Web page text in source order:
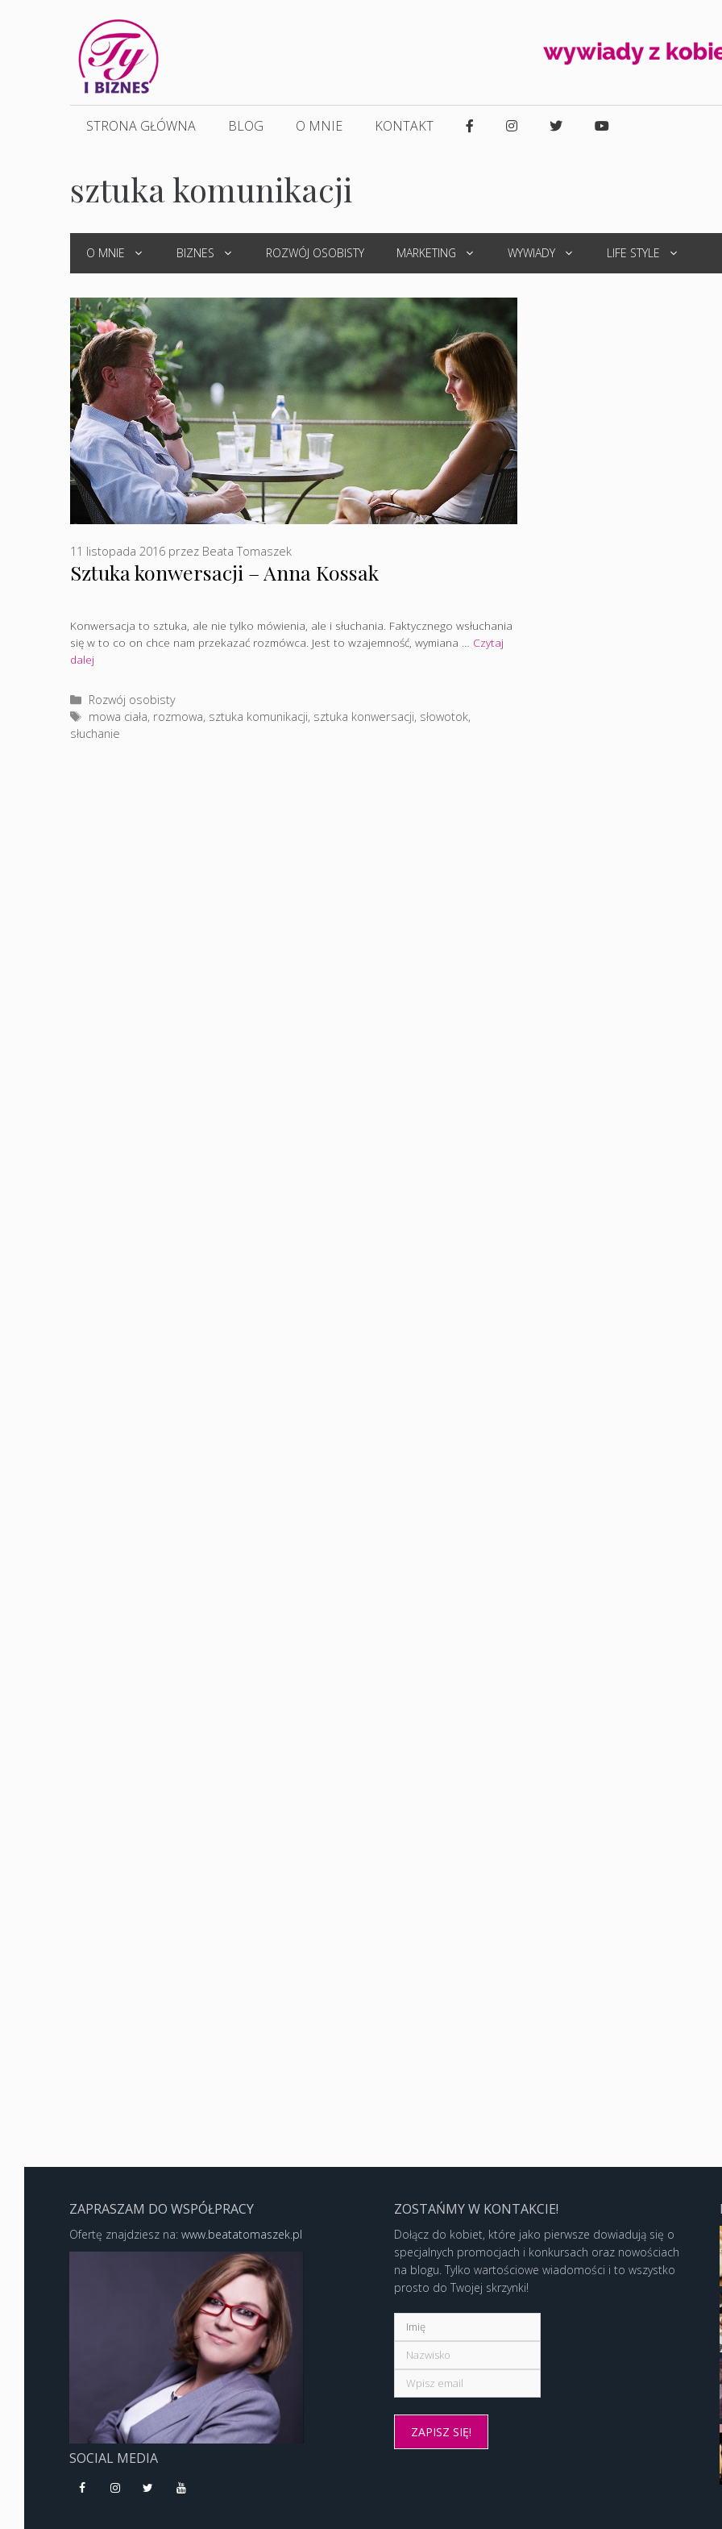
STRONA GŁÓWNA BLOG O MNIE KONTAKT
sztuka komunikacji
O MNIE BIZNES ROZWÓJ OSOBISTY MARKETING WYWIADY LIFE STYLE
Sztuka konwersacji – Anna Kossak
11 listopada 2016 przez Beata Tomaszek
Konwersacja to sztuka, ale nie tylko mówienia, ale i słuchania. Faktycznego wsłuchania
się w to co on chce nam przekazać rozmówca. Jest to wzajemność, wymiana … Czytaj
dalej
Kategorie
Rozwój osobisty
Tagi
mowa ciała, rozmowa, sztuka komunikacji, sztuka konwersacji, słowotok,
słuchanie
ZAPRASZAM DO WSPÓŁPRACY
Ofertę znajdziesz na: www.beatatomaszek.pl
SOCIAL MEDIA
ZOSTAŃMY W KONTAKCIE!
Dołącz do kobiet, które jako pierwsze dowiadują się o
specjalnych promocjach i konkursach oraz nowościach
na blogu. Tylko wartościowe wiadomości i to wszystko
prosto do Twojej skrzynki!